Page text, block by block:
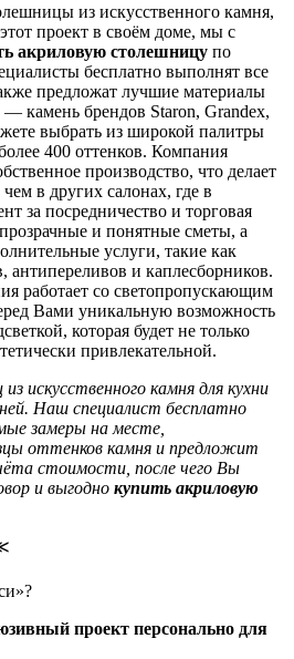
из искусственного камня,
проект в своём доме, мы с
акриловую столешницу по
бесплатно выполнят все
предложат лучшие материалы
брендов Staron, Grandex,
выбрать из широкой палитры
400 оттенков. Компания
производство, что делает
в других салонах, где в
за посредничество и торговая
и понятные сметы, а
услуги, такие как
антипереливов и каплесборников.
работает со светопропускающим
Вами уникальную возможность
которая будет не только
привлекательной.
искусственного камня для кухни
Наш специалист бесплатно
замеры на месте,
оттенков камня и предложит
стоимости, после чего Вы
и выгодно купить акриловую
проект персонально для